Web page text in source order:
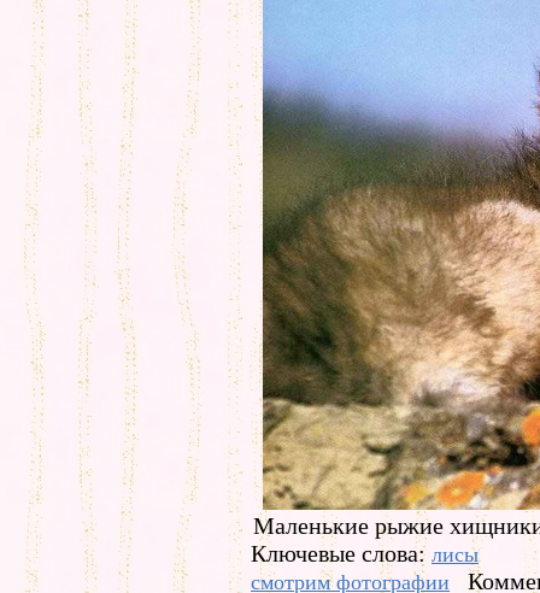
Маленькие рыжие
Ключевые слова: лисы
смотрим фотографии